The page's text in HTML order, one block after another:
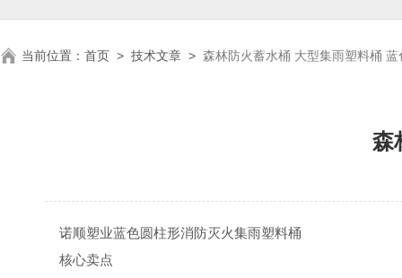
当前位置： 首页 > 技术文章 > 森林防火蓄水桶 大型集雨塑料桶 蓝
森
诺顺塑业蓝色圆柱形消防灭火集雨塑料桶
核心卖点